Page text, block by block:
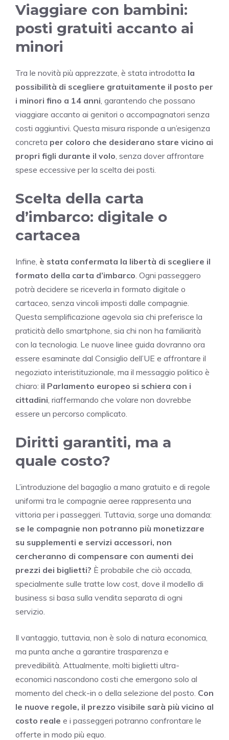
Viaggiare con bambini:
posti gratuiti accanto ai
minori
Tra le novità più apprezzate, è stata introdotta la
possibilità di scegliere gratuitamente il posto per
i minori fino a 14 anni , garantendo che possano
viaggiare accanto ai genitori o accompagnatori senza
costi aggiuntivi. Questa misura risponde a un’esigenza
concreta per coloro che desiderano stare vicino ai
propri figli durante il volo , senza dover affrontare
spese eccessive per la scelta dei posti.
Scelta della carta
d’imbarco: digitale o
cartacea
Infine, è stata confermata la libertà di scegliere il
formato della carta d’imbarco . Ogni passeggero
potrà decidere se riceverla in formato digitale o
cartaceo, senza vincoli imposti dalle compagnie.
Questa semplificazione agevola sia chi preferisce la
praticità dello smartphone, sia chi non ha familiarità
con la tecnologia. Le nuove linee guida dovranno ora
essere esaminate dal Consiglio dell’UE e affrontare il
negoziato interistituzionale, ma il messaggio politico è
chiaro: il Parlamento europeo si schiera con i
cittadini , riaffermando che volare non dovrebbe
essere un percorso complicato.
Diritti garantiti, ma a
quale costo?
L’introduzione del bagaglio a mano gratuito e di regole
uniformi tra le compagnie aeree rappresenta una
vittoria per i passeggeri. Tuttavia, sorge una domanda:
se le compagnie non potranno più monetizzare
su supplementi e servizi accessori, non
cercheranno di compensare con aumenti dei
prezzi dei biglietti? È probabile che ciò accada,
specialmente sulle tratte low cost, dove il modello di
business si basa sulla vendita separata di ogni
servizio.
Il vantaggio, tuttavia, non è solo di natura economica,
ma punta anche a garantire trasparenza e
prevedibilità. Attualmente, molti biglietti ultra-
economici nascondono costi che emergono solo al
momento del check-in o della selezione del posto. Con
le nuove regole, il prezzo visibile sarà più vicino al
costo reale e i passeggeri potranno confrontare le
offerte in modo più equo.